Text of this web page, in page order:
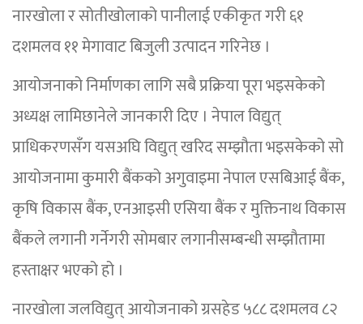
नारखोला र सोतीखोलाको पानीलाई एकीकृत गरी ६१
दशमलव ११ मेगावाट बिजुली उत्पादन गरिनेछ ।
आयोजनाको निर्माणका लागि सबै प्रक्रिया पूरा भइसकेको
अध्यक्ष लामिछानेले जानकारी दिए । नेपाल विद्युत्
प्राधिकरणसँग यसअघि विद्युत् खरिद सम्झौता भइसकेको सो
आयोजनामा कुमारी बैंकको अगुवाइमा नेपाल एसबिआई बैंक,
कृषि विकास बैंक, एनआइसी एसिया बैंक र मुक्तिनाथ विकास
बैंकले लगानी गर्नेगरी सोमबार लगानीसम्बन्धी सम्झौतामा
हस्ताक्षर भएको हो ।
नारखोला जलविद्युत् आयोजनाको ग्रसहेड ५८८ दशमलव ८२